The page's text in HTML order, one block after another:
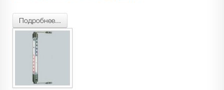
Подробнее...